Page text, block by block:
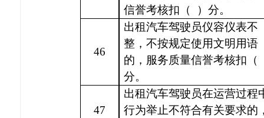
信誉考核扣（
）分。
46
出租汽车驾驶员仪容仪表不
整，不按规定使用文明用语
的，服务质量信誉考核扣（
分。
47
出租汽车驾驶员在运营过程
行为举止不符合有关要求的